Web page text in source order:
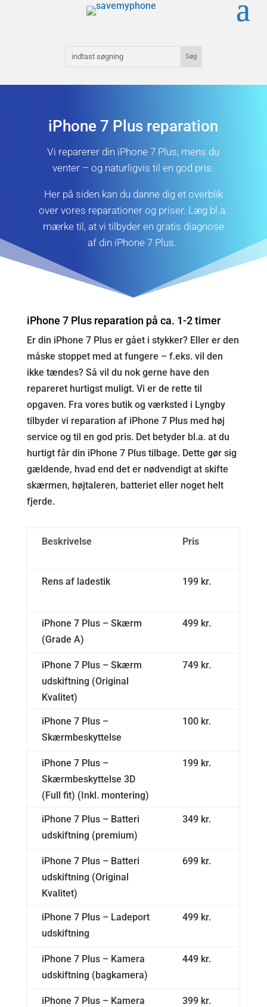
iPhone 7 Plus reparation
Vi reparerer din iPhone 7 Plus, mens du
venter – og naturligvis til en god pris.
Her på siden kan du danne dig et overblik
over vores reparationer og priser. Læg bl.a.
mærke til, at vi tilbyder en gratis diagnose
af din iPhone 7 Plus.
iPhone 7 Plus reparation på ca. 1-2 timer
Er din iPhone 7 Plus er gået i stykker? Eller er den
måske stoppet med at fungere – f.eks. vil den
ikke tændes? Så vil du nok gerne have den
repareret hurtigst muligt. Vi er de rette til
opgaven. Fra vores butik og værksted i Lyngby
tilbyder vi reparation af iPhone 7 Plus med høj
service og til en god pris. Det betyder bl.a. at du
hurtigt får din iPhone 7 Plus tilbage. Dette gør sig
gældende, hvad end det er nødvendigt at skifte
skærmen, højtaleren, batteriet eller noget helt
fjerde.
Beskrivelse Pris
Rens af ladestik 199 kr.
iPhone 7 Plus – Skærm
(Grade A)
499 kr.
iPhone 7 Plus – Skærm
udskiftning (Original
Kvalitet)
749 kr.
iPhone 7 Plus –
Skærmbeskyttelse
100 kr.
iPhone 7 Plus –
Skærmbeskyttelse 3D
(Full fit) (Inkl. montering)
199 kr.
iPhone 7 Plus – Batteri
udskiftning (premium)
349 kr.
iPhone 7 Plus – Batteri
udskiftning (Original
Kvalitet)
699 kr.
iPhone 7 Plus – Ladeport
udskiftning
499 kr.
iPhone 7 Plus – Kamera
udskiftning (bagkamera)
449 kr.
iPhone 7 Plus – Kamera
399 kr.